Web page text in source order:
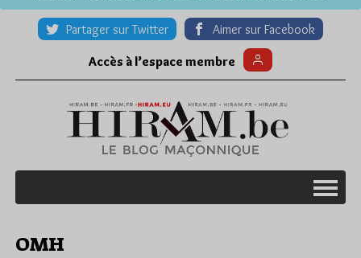
Partager sur Twitter Aimer sur Facebook
Accès à l’espace membre
OMH